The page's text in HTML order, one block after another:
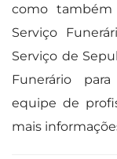
como também
Serviço
Serviço de
Funerário
equipe de
mais